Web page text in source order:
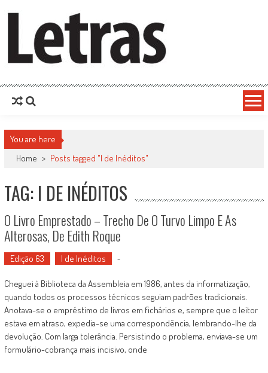
You are here
Home > Posts tagged "I de Inéditos"
TAG: I DE INÉDITOS
O Livro Emprestado – Trecho De O Turvo Limpo E As
Alterosas, De Edith Roque
Edição 63 I de Inéditos -
Cheguei à Biblioteca da Assembleia em 1986, antes da informatização,
quando todos os processos técnicos seguiam padrões tradicionais.
Anotava-se o empréstimo de livros em fichários e, sempre que o leitor
estava em atraso, expedia-se uma correspondência, lembrando-lhe da
devolução. Com larga tolerância. Persistindo o problema, enviava-se um
formulário-cobrança mais incisivo, onde